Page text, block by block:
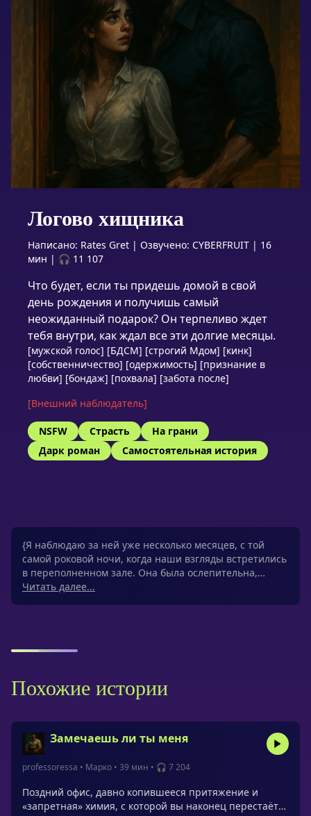
Логово хищника
Написано: Rates Gret | Озвучено: CYBERFRUIT | 16
мин | 🎧 11 107
Что будет, если ты придешь домой в свой
день рождения и получишь самый
неожиданный подарок? Он терпеливо ждет
тебя внутри, как ждал все эти долгие месяцы.
[мужской голос] [БДСМ] [строгий Мдом] [кинк]
[собственничество] [одержимость] [признание в
любви] [бондаж] [похвала] [забота после]
[Внешний наблюдатель]
NSFW Страсть
На грани
Дарк роман
Самостоятельная история
{Я наблюдаю за ней уже несколько месяцев, с той
самой роковой ночи, когда наши взгляды встретились
в переполненном зале. Она была ослепительна,…
Читать далее...
Похожие истории
Замечаешь ли ты меня
professoressa • Марко • 39 мин • 🎧 7 204
Поздний офис, давно копившееся притяжение и
«запретная» химия, с которой вы наконец перестаёте